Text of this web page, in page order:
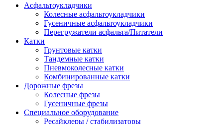
Асфальтоукладчики
Колесные асфальтоукладчики
Гусеничные асфальтоукладчики
Перегружатели асфальта/Питатели
Катки
Грунтовые катки
Тандемные катки
Пневмоколесные катки
Комбинированные катки
Дорожные фрезы
Колесные фрезы
Гусеничные фрезы
Специальное оборудование
Ресайклеры / стабилизаторы